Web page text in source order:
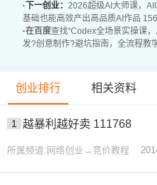
清楚操作避坑要点，掌握规
而异，需结合自身努力与实
·下一创业： 2026超级AI大师课，
基础也能高效产出高品质AI作品
·在百度查找“Codex全场景实操课
发?创意制作?避坑指南，全流程教
创业排行 相关资料
1 越暴利越好卖 111768
所属频道:网络创业→竞价教程